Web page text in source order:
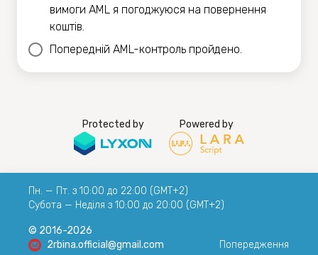
вимоги AML я погоджуюся на повернення
коштів.
Попередній AML-контроль пройдено.
Protected by Powered by
Пн. — Пт. з 10:00 до 22:00 (GMT+2)
Субота — Неділя з 10:00 до 20:00 (GMT+2)
© 2016-2026
2rbina.official@gmail.com
Попередження